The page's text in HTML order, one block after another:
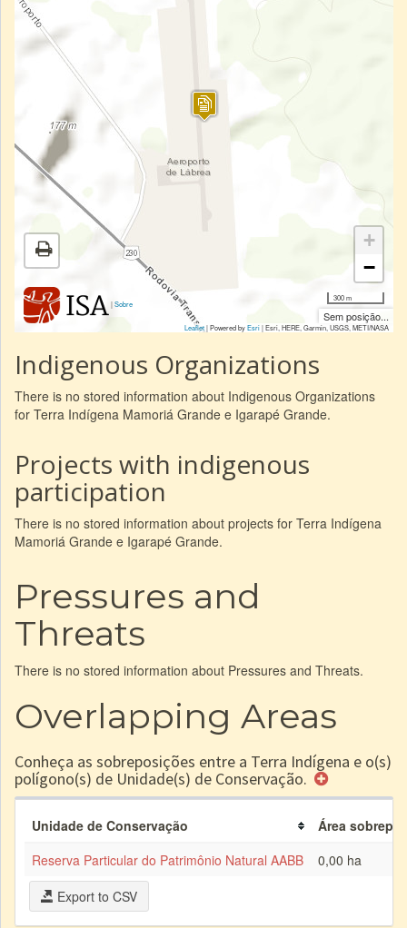
|Sobre
+
−
300 m
Sem posição...
Leaflet| Powered byEsri|Esri, HERE, Garmin, USGS, METI/NASA
Indigenous Organizations
There is no stored information about Indigenous Organizations
for Terra Indígena Mamoriá Grande e Igarapé Grande.
Projects with indigenous
participation
There is no stored information about projects for Terra Indígena
Mamoriá Grande e Igarapé Grande.
Pressures and
Threats
There is no stored information about Pressures and Threats.
Overlapping Areas
Conheça as sobreposições entre a Terra Indígena e o(s)
polígono(s) de Unidade(s) de Conservação.
Unidade de Conservação
Área
Reserva Particular do Patrimônio Natural AABB
0,00 ha
Export to CSV